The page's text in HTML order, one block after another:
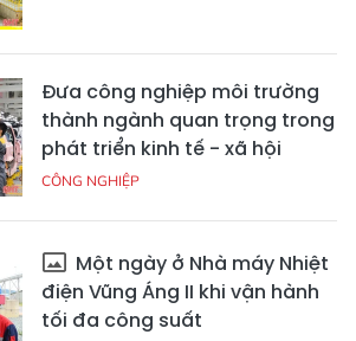
Đưa công nghiệp môi trường
thành ngành quan trọng trong
phát triển kinh tế - xã hội
CÔNG NGHIỆP
Một ngày ở Nhà máy Nhiệt
điện Vũng Áng II khi vận hành
tối đa công suất